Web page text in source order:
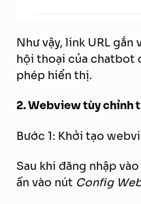
Như vậy, link URL
hội thoại của chatbot
phép hiển thị.
2. Webview tùy chỉnh
Bước 1: Khởi tạo
Sau khi đăng nhập
ấn vào nút Config